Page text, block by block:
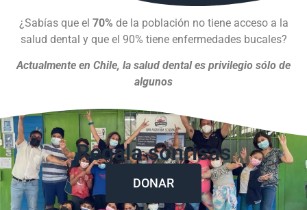
¿Sabías que el 70% de la población no tiene acceso a la
salud dental y que el 90% tiene enfermedades bucales?
Actualmente en Chile, la salud dental es privilegio sólo de
algunos
Regala sonrisas
DONAR